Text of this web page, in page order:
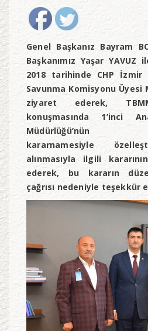
Genel Başkanız Bayram
Başkanımız Yaşar
2018 tarihinde CHP
Savunma Komisyonu Üyesi
ziyaret ederek,
konuşmasında 1’inci
Müdürlüğü’nün
kararnamesiyle
alınmasıyla ilgili
ederek, bu kararın
çağrısı nedeniyle teşekkür